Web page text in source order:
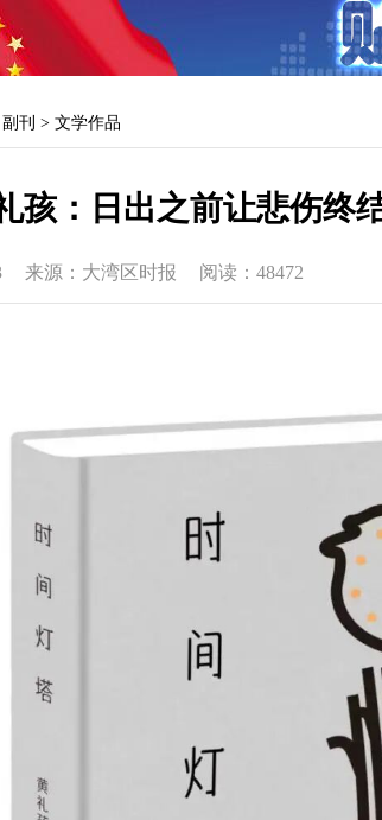
副刊 > 文学作品
孩：日出之前让悲伤终
来源：大湾区时报 阅读： 48472